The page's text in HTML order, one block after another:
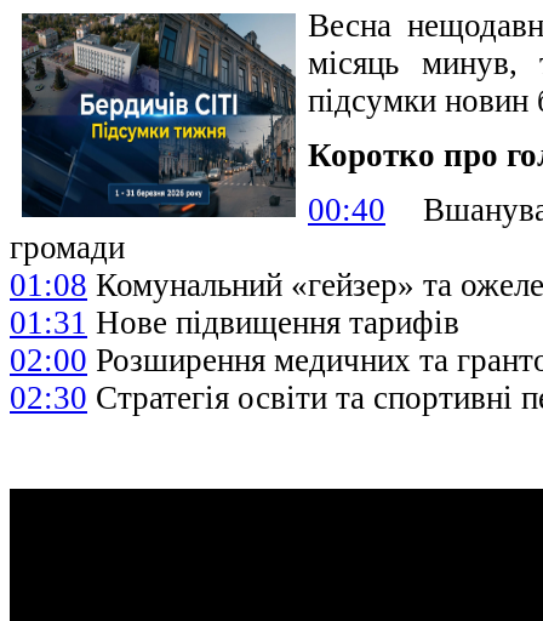
Весна
місяць минув,
підсумки новин
Коротко про
00:40
громади
01:08 Комунальний «гейзер» та
01:31 Нове підвищення тарифів
02:00 Розширення медичних та
02:30 Стратегія освіти та спортивні